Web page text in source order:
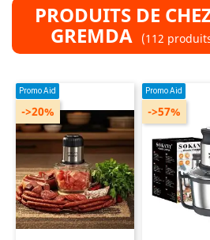
PRODUITS DE
GREMDA (112
Promo Aid
->20%
Promo Aid
->57%